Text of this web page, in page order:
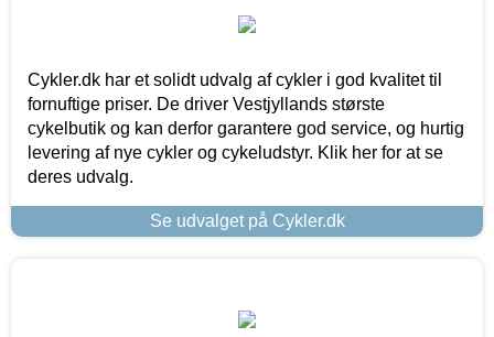
Cykler.dk har et solidt udvalg af cykler i god kvalitet til
fornuftige priser. De driver Vestjyllands største
cykelbutik og kan derfor garantere god service, og hurtig
levering af nye cykler og cykeludstyr. Klik her for at se
deres udvalg.
Se udvalget på Cykler.dk